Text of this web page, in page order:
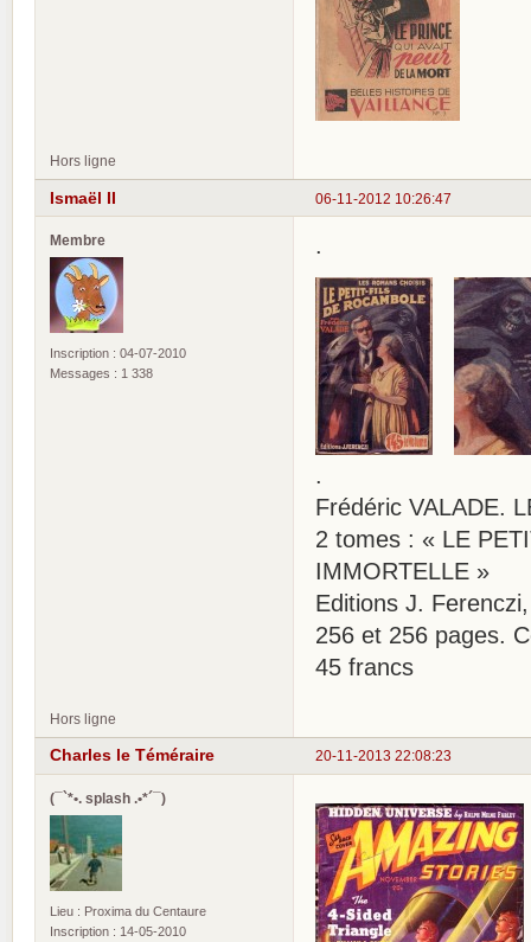
Hors ligne
06-11-2012 10:26:47
Ismaël II
Membre
Inscription : 04-07-2010
Messages : 1 338
.
.
Frédéric VALADE.
2 tomes : « LE
IMMORTELLE »
Editions J.
256 et 256 pages.
45 francs
Hors ligne
20-11-2013 22:08:23
Charles le Téméraire
(¯`*•. splash .•*´¯)
Lieu : Proxima du Centaure
Inscription : 14-05-2010